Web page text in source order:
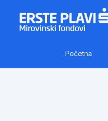
Početna